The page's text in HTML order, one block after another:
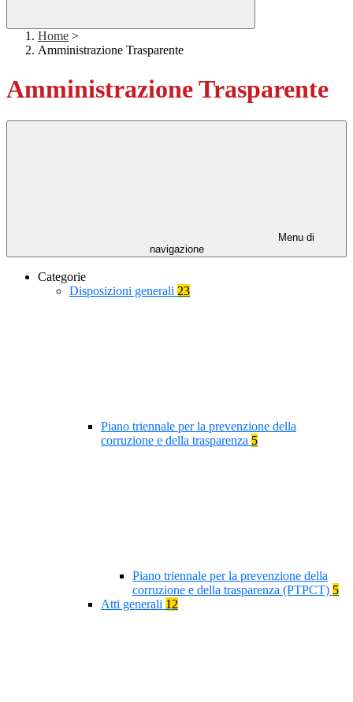
Home >
Amministrazione Trasparente
Amministrazione Trasparente
Menu di
navigazione
Categorie
Disposizioni generali 23
Piano triennale per la prevenzione della
corruzione e della trasparenza 5
Piano triennale per la prevenzione della
corruzione e della trasparenza (PTPCT) 5
Atti generali 12